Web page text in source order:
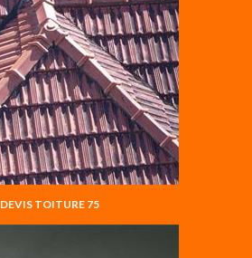
DEVIS TOITURE 75